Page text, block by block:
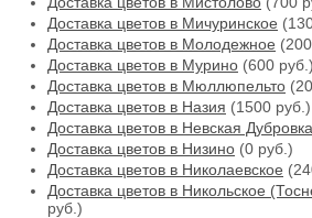
Доставка цветов в Мичуринское
Доставка цветов в Молодежное
Доставка цветов в Мурино (600 руб.)
Доставка цветов в Мюллюпельто
Доставка цветов в Назия (1500 руб.)
Доставка цветов в Невская Дубровка
Доставка цветов в Низино (0 руб.)
Доставка цветов в Николаевское
Доставка цветов в Никольское
руб.)